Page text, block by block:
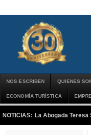
NOS ESCRIBEN QUIENES
ECONOMÍA TURÍSTICA
NOTICIAS: La Abogada